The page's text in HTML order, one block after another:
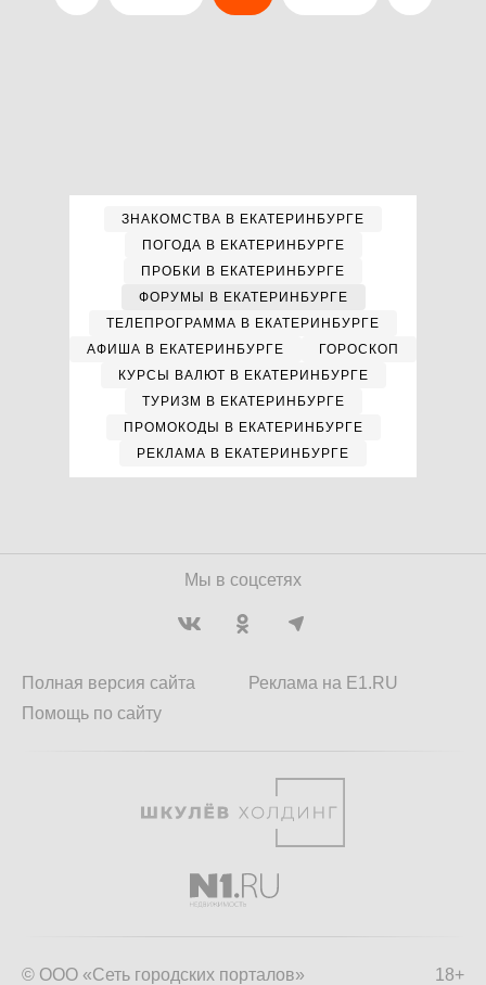
ЗНАКОМСТВА В ЕКАТЕРИНБУРГЕ
ПОГОДА В ЕКАТЕРИНБУРГЕ
ПРОБКИ В ЕКАТЕРИНБУРГЕ
ФОРУМЫ В ЕКАТЕРИНБУРГЕ
ТЕЛЕПРОГРАММА В ЕКАТЕРИНБУРГЕ
АФИША В ЕКАТЕРИНБУРГЕ
ГОРОСКОП
КУРСЫ ВАЛЮТ В ЕКАТЕРИНБУРГЕ
ТУРИЗМ В ЕКАТЕРИНБУРГЕ
ПРОМОКОДЫ В ЕКАТЕРИНБУРГЕ
РЕКЛАМА В ЕКАТЕРИНБУРГЕ
Мы в соцсетях
Полная версия сайта
Помощь по сайту
Реклама на E1.RU
18+
© ООО «Сеть городских порталов»